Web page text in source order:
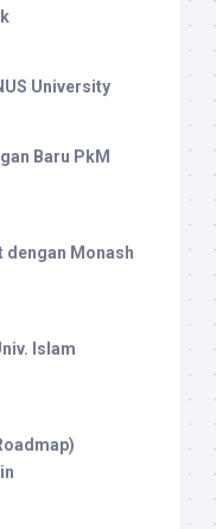
University
Baru PkM
dengan Monash
Islam